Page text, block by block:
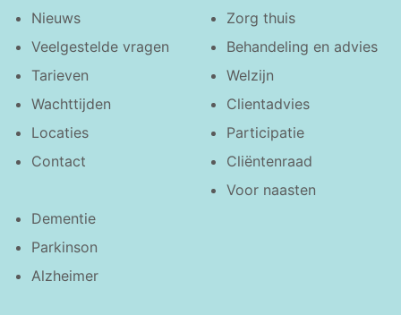
Nieuws
Veelgestelde vragen
Tarieven
Wachttijden
Locaties
Contact
Zorg thuis
Behandeling en advies
Welzijn
Clientadvies
Participatie
Cliëntenraad
Voor naasten
Dementie
Parkinson
Alzheimer